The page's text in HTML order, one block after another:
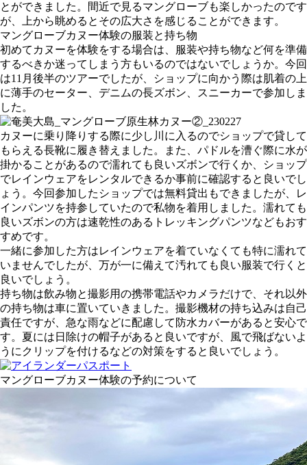
とができました。間近で見るマングローブも楽しかったのです
が、上から眺めるとその広大さを感じることができます。
マングローブカヌー体験の服装と持ち物
初めてカヌーを体験をする場合は、服装や持ち物など何を準備
するべきか迷ってしまう方もいるのではないでしょうか。今回
は11月後半のツアーでしたが、ショップに向かう際は肌着の上
に薄手のセーター、デニムの長ズボン、スニーカーで参加しま
した。
カヌーに乗り降りする際に少し川に入るのでショップで貸して
もらえる長靴に履き替えました。また、パドルを漕ぐ際に水が
掛かることがあるので濡れても良いズボンで行くか、ショップ
でレインウェアをレンタルできるか事前に確認すると良いでし
ょう。今回参加したショップでは無料貸出もできましたが、レ
インパンツを持参していたので私物を着用しました。濡れても
良いズボンの方は速乾性のあるトレッキングパンツなどもおす
すめです。
一緒に参加した方はレインウェアを着ていなくても特に濡れて
いませんでしたが、万が一に備えて汚れても良い服装で行くと
良いでしょう。
持ち物は飲み物と撮影用の携帯電話やカメラだけで、それ以外
の持ち物は車に置いていきました。撮影機材の持ち込みは自己
責任ですが、急な雨などに配慮して防水カバーがあると安心で
す。夏には日除けの帽子があると良いですが、風で飛ばないよ
うにクリップを付けるなどの対策をすると良いでしょう。
マングローブカヌー体験の予約について